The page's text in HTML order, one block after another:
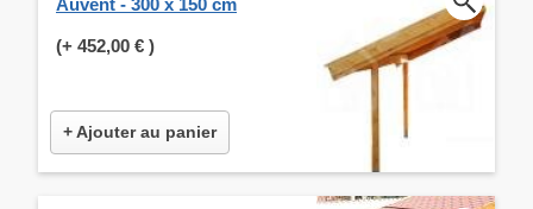
(+ 452,00 € )
+ Ajouter au panier